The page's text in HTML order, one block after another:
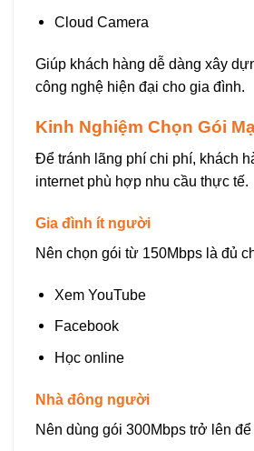
Cloud Camera
Giúp khách hàng dễ dàng xây
công nghệ hiện đại cho gia đình.
Kinh Nghiệm Chọn Gói
Để tránh lãng phí chi phí, khách
internet phù hợp nhu cầu thực tế.
Gia đình ít người
Nên chọn gói từ 150Mbps là đủ
Xem YouTube
Facebook
Học online
Nhà đông người
Nên dùng gói 300Mbps trở lên để